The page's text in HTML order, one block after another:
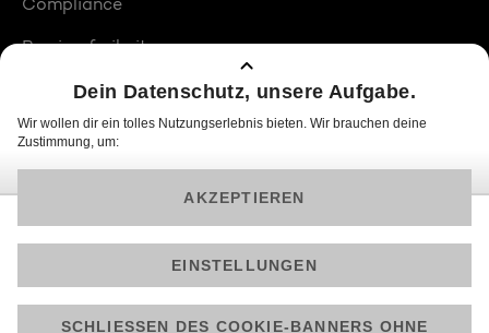
Barrierefreiheit
Produktplatzierungen